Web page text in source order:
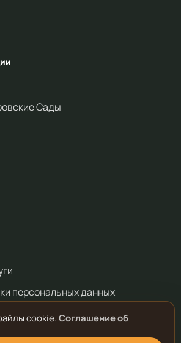
Сады
персональных данных
cookie.Соглашение об